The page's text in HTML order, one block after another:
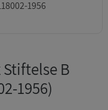
1956
B
1956)